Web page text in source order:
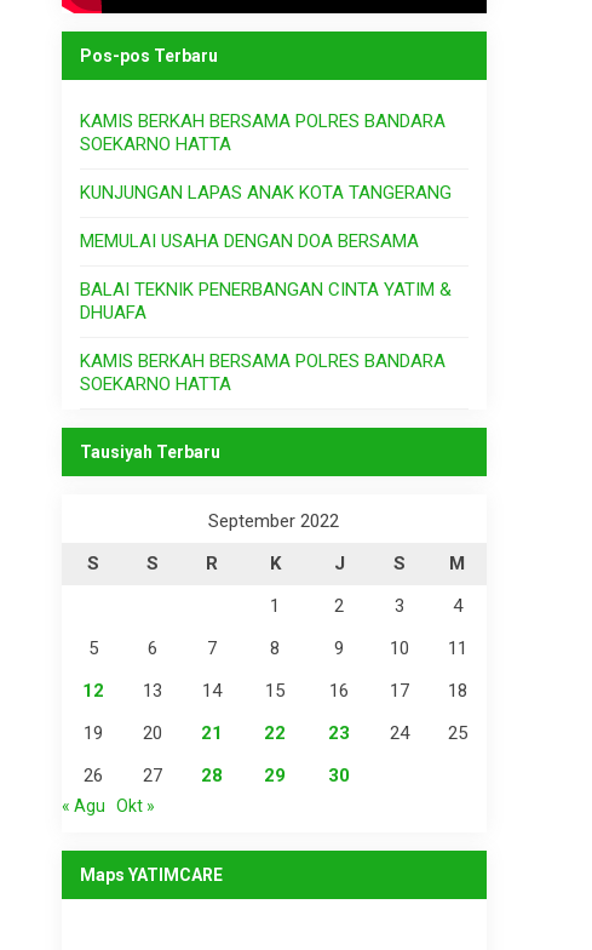
Pos-pos Terbaru
KAMIS BERKAH BERSAMA POLRES BANDARA
SOEKARNO HATTA
KUNJUNGAN LAPAS ANAK KOTA TANGERANG
MEMULAI USAHA DENGAN DOA BERSAMA
BALAI TEKNIK PENERBANGAN CINTA YATIM &
DHUAFA
KAMIS BERKAH BERSAMA POLRES BANDARA
SOEKARNO HATTA
Tausiyah Terbaru
September 2022
S
S R K J S
M
1
2 3
4
5
6 7 8 9 10
11
12
13 14 15 16 17
18
19
20 21 22 23 24
25
26
27 28 29 30
« Agu Okt »
Maps YATIMCARE